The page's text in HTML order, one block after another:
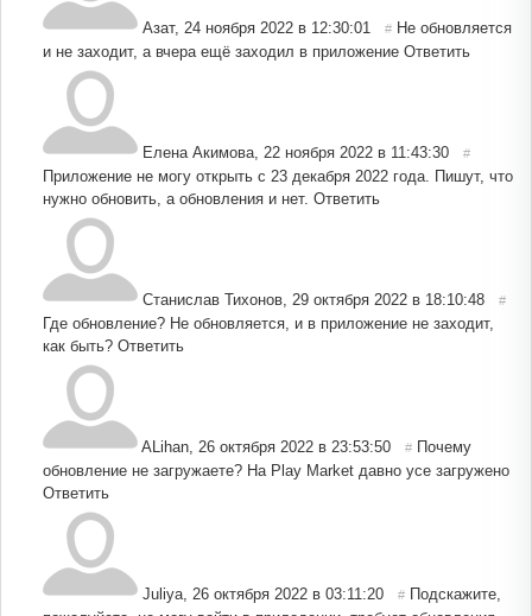
Азат, 24 ноября 2022 в 12:30:01 # Не обновляется
и не заходит, а вчера ещё заходил в приложение Ответить
Елена Акимова, 22 ноября 2022 в 11:43:30 #
Приложение не могу открыть с 23 декабря 2022 года. Пишут, что
нужно обновить, а обновления и нет. Ответить
Станислав Тихонов, 29 октября 2022 в 18:10:48 #
Где обновление? Не обновляется, и в приложение не заходит,
как быть? Ответить
ALihan, 26 октября 2022 в 23:53:50 # Почему
обновление не загружаете? На Play Market давно усе загружено
Ответить
Juliya, 26 октября 2022 в 03:11:20 # Подскажите,